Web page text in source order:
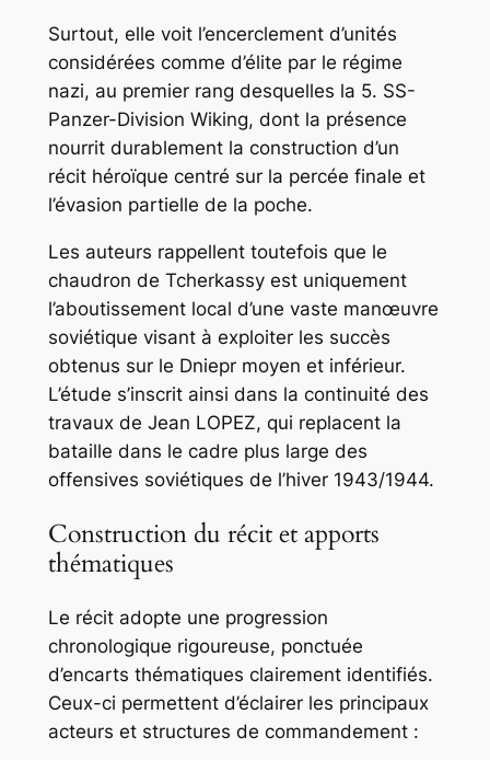
Surtout, elle voit l’encerclement d’unités
considérées comme d’élite par le régime
nazi, au premier rang desquelles la 5. SS-
Panzer-Division Wiking, dont la présence
nourrit durablement la construction d’un
récit héroïque centré sur la percée finale et
l’évasion partielle de la poche.
Les auteurs rappellent toutefois que le
chaudron de Tcherkassy est uniquement
l’aboutissement local d’une vaste manœuvre
soviétique visant à exploiter les succès
obtenus sur le Dniepr moyen et inférieur.
L’étude s’inscrit ainsi dans la continuité des
travaux de Jean LOPEZ, qui replacent la
bataille dans le cadre plus large des
offensives soviétiques de l’hiver 1943/1944.
Construction du récit et apports
thématiques
Le récit adopte une progression
chronologique rigoureuse, ponctuée
d’encarts thématiques clairement identifiés.
Ceux-ci permettent d’éclairer les principaux
acteurs et structures de commandement :